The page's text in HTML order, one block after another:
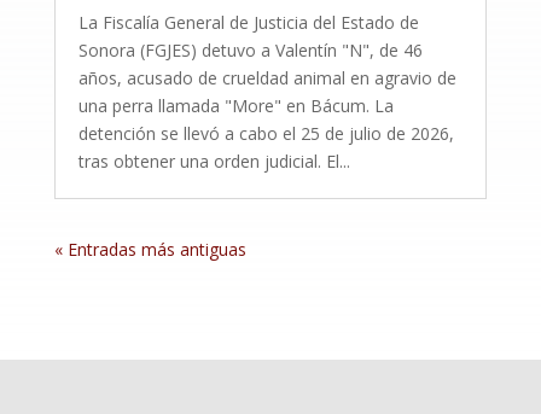
La Fiscalía General de Justicia del Estado de
Sonora (FGJES) detuvo a Valentín "N", de 46
años, acusado de crueldad animal en agravio de
una perra llamada "More" en Bácum. La
detención se llevó a cabo el 25 de julio de 2026,
tras obtener una orden judicial. El...
« Entradas más antiguas